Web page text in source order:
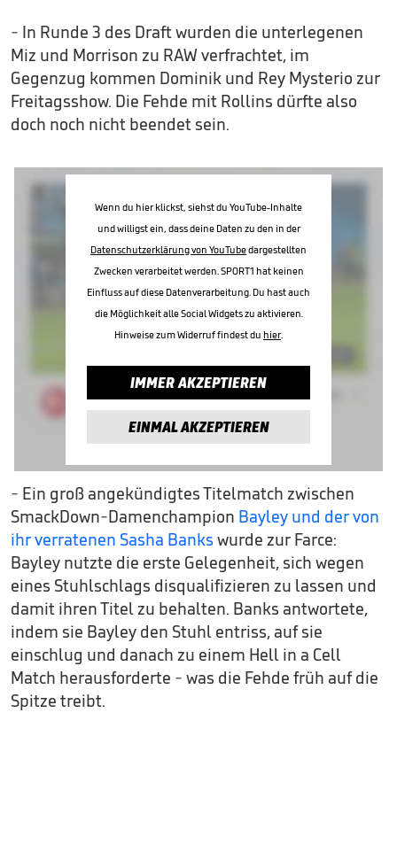
- In Runde 3 des Draft wurden die unterlegenen
Miz und Morrison zu RAW verfrachtet, im
Gegenzug kommen Dominik und Rey Mysterio zur
Freitagsshow. Die Fehde mit Rollins dürfte also
doch noch nicht beendet sein.
Wenn du hier klickst, siehst du YouTube-Inhalte
und willigst ein, dass deine Daten zu den in der
Datenschutzerklärung von YouTubedargestellten
Zwecken verarbeitet werden. SPORT1 hat keinen
Einfluss auf diese Datenverarbeitung. Du hast auch
die Möglichkeit alle Social Widgets zu aktivieren.
Hinweise zum Widerruf findest du hier.
IMMER AKZEPTIEREN
EINMAL AKZEPTIEREN
- Ein groß angekündigtes Titelmatch zwischen
SmackDown-Damenchampion Bayley und der von
ihr verratenen Sasha Banks wurde zur Farce:
Bayley nutzte die erste Gelegenheit, sich wegen
eines Stuhlschlags disqualifizieren zu lassen und
damit ihren Titel zu behalten. Banks antwortete,
indem sie Bayley den Stuhl entriss, auf sie
einschlug und danach zu einem Hell in a Cell
Match herausforderte - was die Fehde früh auf die
Spitze treibt.